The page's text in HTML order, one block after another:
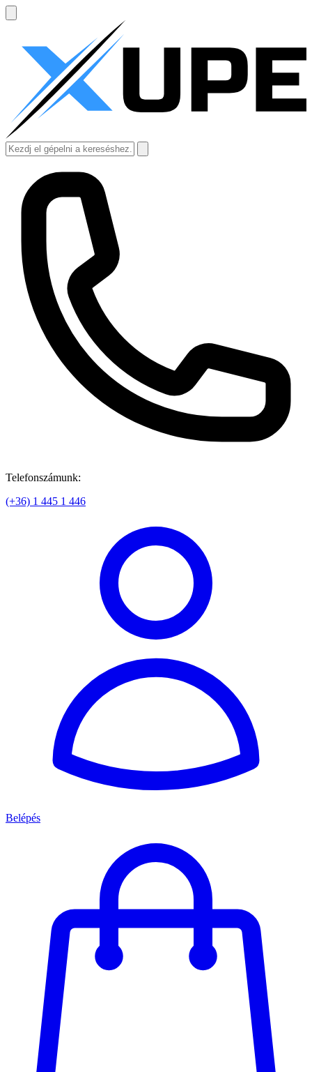
Telefonszámunk:
(+36) 1 445 1 446
Belépés